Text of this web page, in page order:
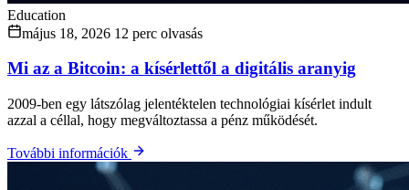
Education
május 18, 2026 12 perc olvasás
Mi az a Bitcoin: a kísérlettől a digitális aranyig
2009-ben egy látszólag jelentéktelen technológiai kísérlet indult
azzal a céllal, hogy megváltoztassa a pénz működését.
További információk